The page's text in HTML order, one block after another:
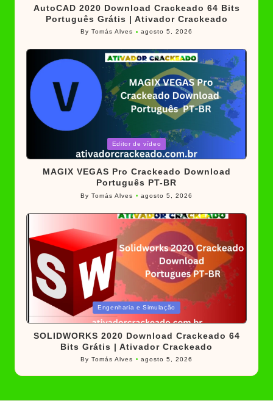
AutoCAD 2020 Download Crackeado 64 Bits
Português Grátis | Ativador Crackeado
Posted
ByTomás Alves agosto 5, 2026
Editor de vídeo
MAGIX VEGAS Pro Crackeado Download
Português PT-BR
Posted
ByTomás Alves agosto 5, 2026
Posted
Engenharia e Simulação
SOLIDWORKS 2020 Download Crackeado 64
Bits Grátis | Ativador Crackeado
Posted
by
ByTomás Alves agosto 5, 2026